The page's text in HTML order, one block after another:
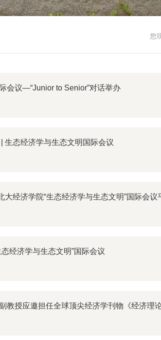
您
会议—“Junior to Senior”对话举办
生态经济学与生态文明国际会议
大经济学院“生态经济学与生态文明”国际会
经济学与生态文明”国际会议
教授应邀担任全球顶尖经济学刊物《经济理